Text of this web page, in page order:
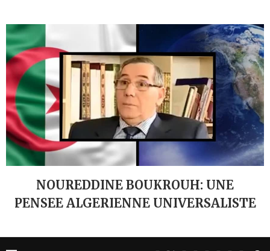
NOUREDDINE BOUKROUH: UNE
PENSEE ALGERIENNE UNIVERSALISTE